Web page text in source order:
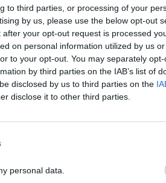
to third parties, or processing of your
by us, please use the below opt-out
your opt-out request is processed
on personal information utilized by us
to your opt-out. You may separately
by third parties on the IAB’s list of
disclosed by us to third parties on the
disclose it to other third parties.
personal data.
ένταξης, οι
μαθητές με
όρια, δηλαδή
με 25 έως 28 μαθητές/
κανένα παιδαγωγικό,
από το νόμο, το
με συνέπεια
Γυμνασίου και
σχολικό